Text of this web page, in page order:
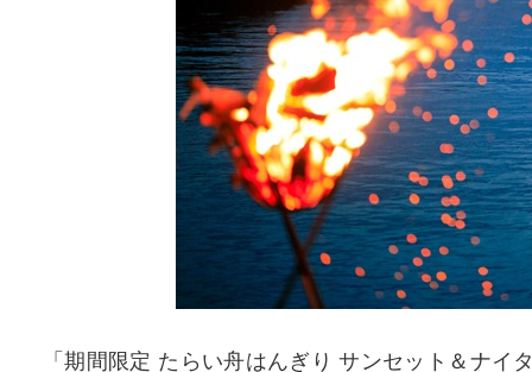
「期間限定 たらい舟はんぎり サンセット＆ナ